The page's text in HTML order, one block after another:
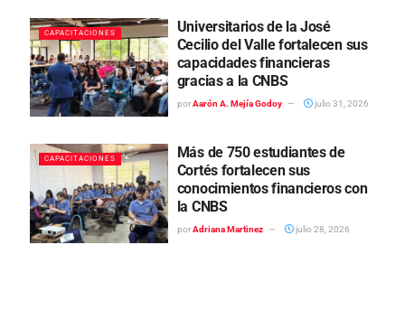
CAPACITACIONES
Universitarios de la José
Cecilio del Valle fortalecen sus
capacidades financieras
gracias a la CNBS
por Aarón A. Mejía Godoy julio 31, 2026
CAPACITACIONES
Más de 750 estudiantes de
Cortés fortalecen sus
conocimientos financieros con
la CNBS
por Adriana Martinez julio 28, 2026